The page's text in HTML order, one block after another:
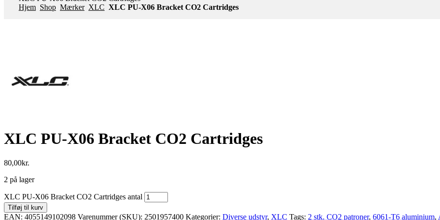
Hjem Shop Mærker XLC XLC PU-X06 Bracket CO2 Cartridges
XLC PU-X06 Bracket CO2 Cartridges
80,00kr.
2 på lager
XLC PU-X06 Bracket CO2 Cartridges antal
Tilføj til kurv
EAN: 4055149102098 Varenummer (SKU): 2501957400 Kategorier: Diverse udstyr, XLC Tags: 2 stk. CO2 patroner, 6061-T6 aluminium,